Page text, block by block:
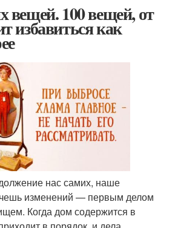
вещей. 100 вещей, от
избавиться как
нас самих, наше
изменений — первым делом
Когда дом содержится в